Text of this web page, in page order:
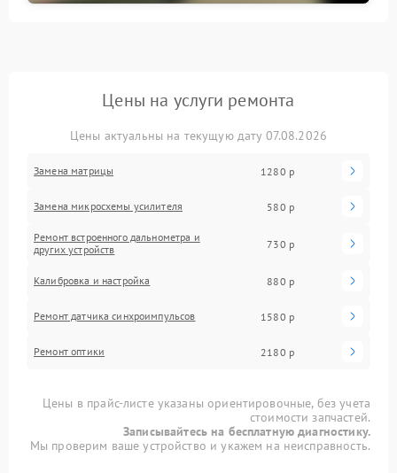
Цены на услуги ремонта
Цены актуальны на текущую дату 07.08.2026
Замена матрицы 1280 р
Замена микросхемы усилителя 580 р
Ремонт встроенного дальнометра и
других устройств
730 р
Калибровка и настройка 880 р
Ремонт датчика синхроимпульсов 1580 р
Ремонт оптики 2180 р
Цены в прайс-листе указаны ориентировочные, без учета
стоимости запчастей.
Записывайтесь на бесплатную диагностику.
Мы проверим ваше устройство и укажем на неисправность.